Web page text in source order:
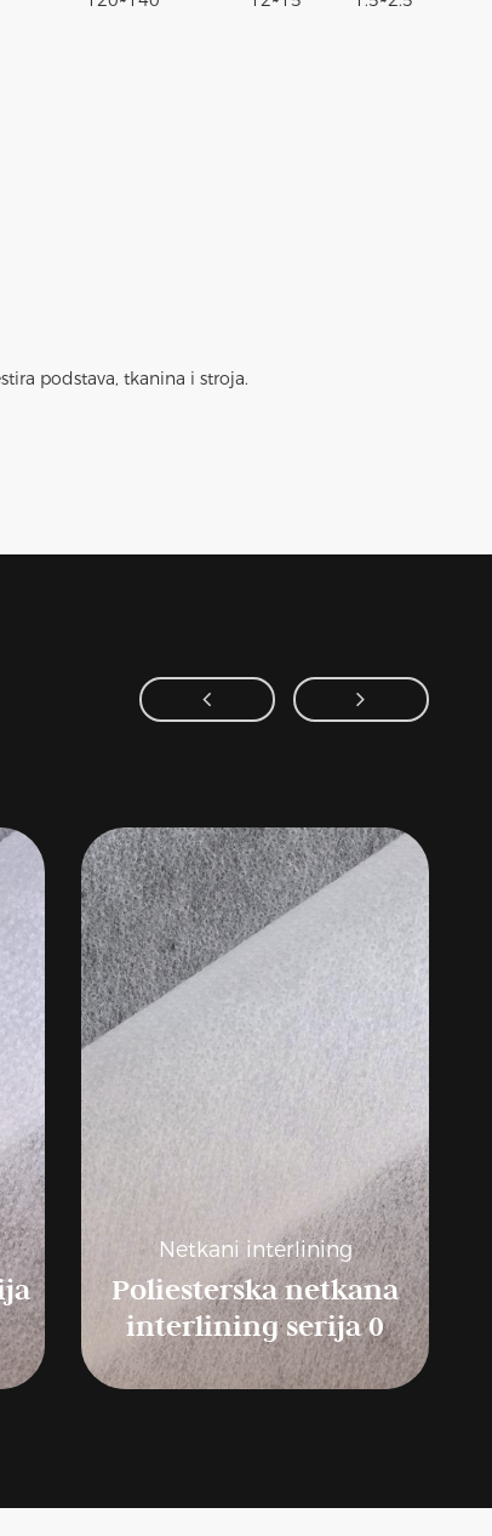
podstava, tkanina i stroja.
Netkani interlining
Poliesterska netkana
interlining serija 0